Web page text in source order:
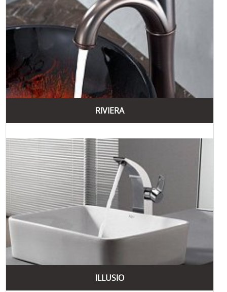
RIVIERA
ILLUSIO